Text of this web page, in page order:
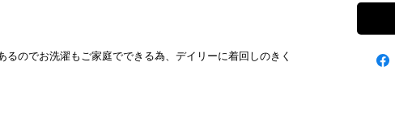
るのでお洗濯もご家庭でできる為、デイリーに着回しのきく